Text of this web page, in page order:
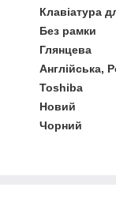
Клавіатура
Без рамки
Глянцева
Англійська,
Toshiba
Новий
Чорний